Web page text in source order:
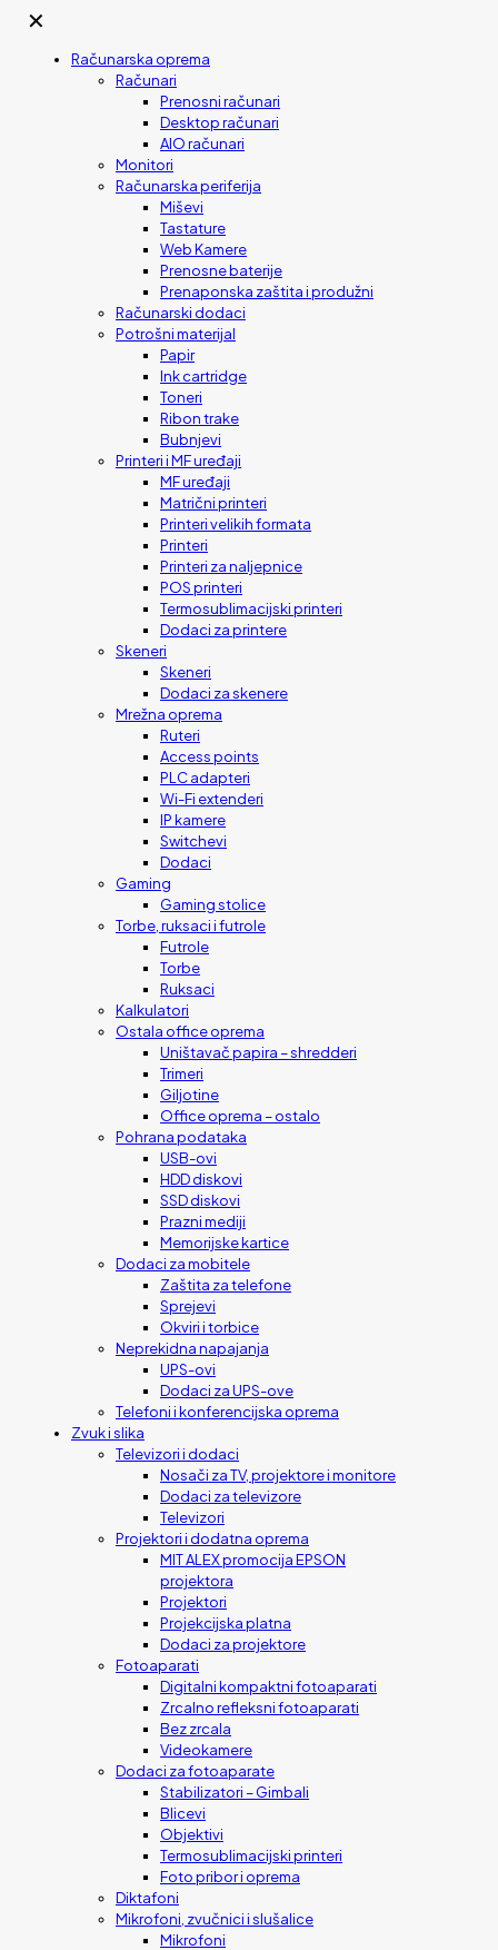
✕
Računarska oprema
Računari
Prenosni računari
Desktop računari
AIO računari
Monitori
Računarska periferija
Miševi
Tastature
Web Kamere
Prenosne baterije
Prenaponska zaštita i produžni
Računarski dodaci
Potrošni materijal
Papir
Ink cartridge
Toneri
Ribon trake
Bubnjevi
Printeri i MF uređaji
MF uređaji
Matrični printeri
Printeri velikih formata
Printeri
Printeri za naljepnice
POS printeri
Termosublimacijski printeri
Dodaci za printere
Skeneri
Skeneri
Dodaci za skenere
Mrežna oprema
Ruteri
Access points
PLC adapteri
Wi-Fi extenderi
IP kamere
Switchevi
Dodaci
Gaming
Gaming stolice
Torbe, ruksaci i futrole
Futrole
Torbe
Ruksaci
Kalkulatori
Ostala office oprema
Uništavač papira – shredderi
Trimeri
Giljotine
Office oprema – ostalo
Pohrana podataka
USB-ovi
HDD diskovi
SSD diskovi
Prazni mediji
Memorijske kartice
Dodaci za mobitele
Zaštita za telefone
Sprejevi
Okviri i torbice
Neprekidna napajanja
UPS-ovi
Dodaci za UPS-ove
Telefoni i konferencijska oprema
Zvuk i slika
Televizori i dodaci
Nosači za TV, projektore i monitore
Dodaci za televizore
Televizori
Projektori i dodatna oprema
MIT ALEX promocija EPSON
projektora
Projektori
Projekcijska platna
Dodaci za projektore
Fotoaparati
Digitalni kompaktni fotoaparati
Zrcalno refleksni fotoaparati
Bez zrcala
Videokamere
Dodaci za fotoaparate
Stabilizatori – Gimbali
Blicevi
Objektivi
Termosublimacijski printeri
Foto pribor i oprema
Diktafoni
Mikrofoni, zvučnici i slušalice
Mikrofoni